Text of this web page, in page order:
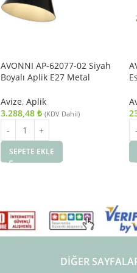
AVONNI AP-62077-02 Siyah
Boyalı Aplik E27 Metal
Avize, Aplik
3.288,48 ₺ (KDV Dahil)
SEPETE EKLE
DIĞER